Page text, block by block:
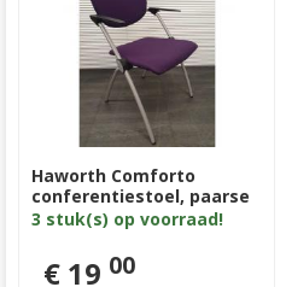
Haworth Comforto
conferentiestoel, paarse
stof, aluminium 4poot
3 stuk(s) op voorraad!
€ 19 00